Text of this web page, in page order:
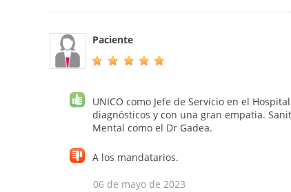
Paciente
UNICO como Jefe de Servicio en el
diagnósticos y con una gran empatia.
Mental como el Dr Gadea.
A los mandatarios.
06 de mayo de 2023